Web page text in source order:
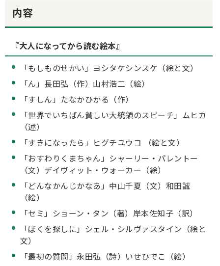
内容
『大人になってから読む絵本』
「もしものせかい」ヨシタケシンスケ（絵と文）
「ん」長田弘（作）山村浩二（絵）
「すしん」たなかひかる（作）
「世界でいちばん貧しい大統領のスピーチ」ムヒカ
（述）
「すきになったら」ヒグチユウコ （絵と文）
「おすわりくまちゃん」シャーリー・パレントー
（文）デイヴィット・ウォーカー（絵）
「どんなかんじかなあ」中山千夏（文）和田誠
（絵）
「セミ」ショーン・タン（著）岸本佐知子（訳）
「ぼくを探しに」シェル・シルヴァスタイン（絵と
文）
「最初の質問」永田弘（詩）いせひでこ（絵）